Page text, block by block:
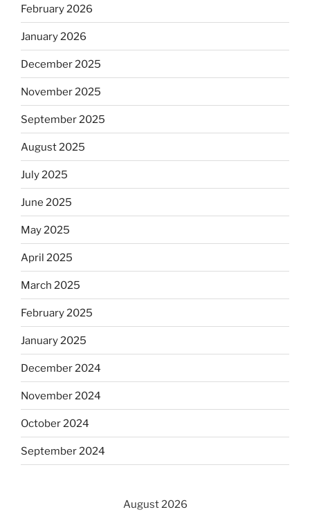
February 2026
January 2026
December 2025
November 2025
September 2025
August 2025
July 2025
June 2025
May 2025
April 2025
March 2025
February 2025
January 2025
December 2024
November 2024
October 2024
September 2024
August 2026